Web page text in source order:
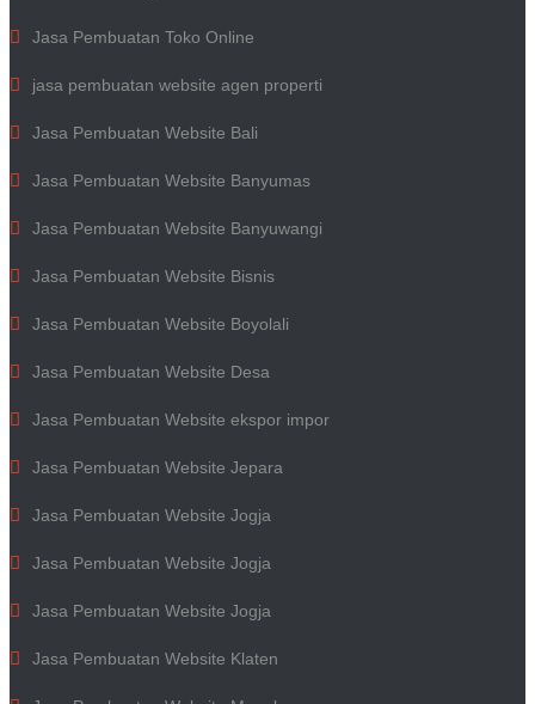
Jasa Pembuatan Toko Online
jasa pembuatan website agen properti
Jasa Pembuatan Website Bali
Jasa Pembuatan Website Banyumas
Jasa Pembuatan Website Banyuwangi
Jasa Pembuatan Website Bisnis
Jasa Pembuatan Website Boyolali
Jasa Pembuatan Website Desa
Jasa Pembuatan Website ekspor impor
Jasa Pembuatan Website Jepara
Jasa Pembuatan Website Jogja
Jasa Pembuatan Website Jogja
Jasa Pembuatan Website Jogja
Jasa Pembuatan Website Klaten